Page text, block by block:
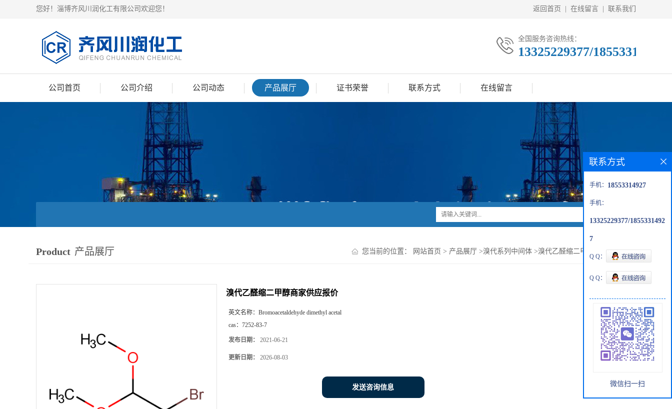
您好！淄博齐风川润化工有限公司欢迎您！ 返回首页 在线留言 联系我们
全国服务咨询热线：
13325229377/18553314927
公司首页 公司介绍 公司动态 产品展厅 证书荣誉 联系方式 在线留言
Product 产品展厅 您当前的位置： 网站首页 > 产品展厅 >溴代系列中间体 >溴代乙醛缩二甲醇商家供应报价
溴代乙醛缩二甲醇商家供应报价
英文名称： Bromoacetaldehyde dimethyl acetal
cas： 7252-83-7
发布日期： 2021-06-21
更新日期： 2026-08-03
发送咨询信息
联系方式
手机： 18553314927
手机：
13325229377/1855331492
7
Q Q：
Q Q：
微信扫一扫